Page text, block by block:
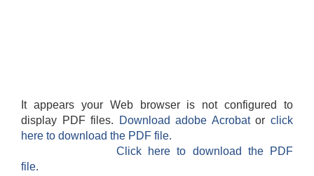
It appears your Web browser is not configured to
display PDF files.
Download adobe Acrobatorclick
here to download the PDF file.
Click here to download the PDF
file.